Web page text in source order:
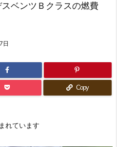
スベンツＢクラスの燃費
日
Copy
れています